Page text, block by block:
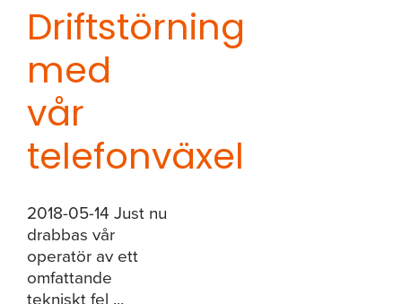
Driftstörning
med
vår
telefonväxel
2018-05-14 Just nu
drabbas vår
operatör av ett
omfattande
tekniskt fel ...